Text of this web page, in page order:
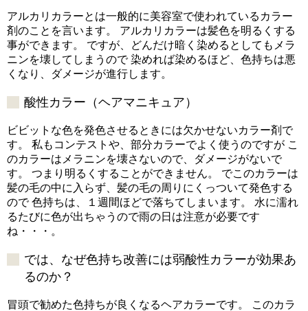
アルカリカラーとは一般的に美容室で使われているカラー
剤のことを言います。 アルカリカラーは髪色を明るくする
事ができます。 ですが、どんだけ暗く染めるとしてもメラ
ニンを壊してしまうので 染めれば染めるほど、色持ちは悪
くなり、ダメージが進行します。
酸性カラー（ヘアマニキュア）
ビビットな色を発色させるときには欠かせないカラー剤で
す。 私もコンテストや、部分カラーでよく使うのですが こ
のカラーはメラニンを壊さないので、ダメージがないで
す。 つまり明るくすることができません。 でこのカラーは
髪の毛の中に入らず、髪の毛の周りにくっついて発色する
ので 色持ちは、１週間ほどで落ちてしまいます。 水に濡れ
るたびに色が出ちゃうので雨の日は注意が必要です
ね・・・。
では、なぜ色持ち改善には弱酸性カラーが効果あ
るのか？
冒頭で勧めた色持ちが良くなるヘアカラーです。 このカラ